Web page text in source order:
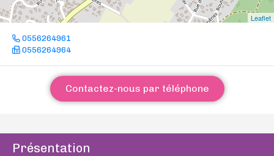
Leaflet
0556264961
0556264964
Contactez-nous par téléphone
Présentation